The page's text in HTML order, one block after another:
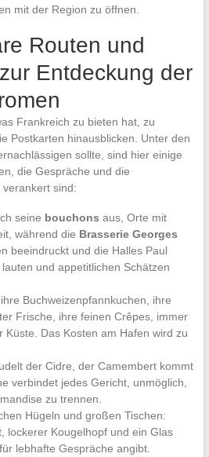
mit der Region zu öffnen.
Routen und
Entdeckung der
Frankreich zu bieten hat, zu
Postkarten hinausblicken. Unter den
sollte, sind hier einige
die Gespräche und die
sind:
seine bouchons aus, Orte mit
während die Brasserie Georges
beeindruckt und die Halles Paul
und appetitlichen Schätzen
Buchweizenpfannkuchen, ihre
Frische, ihre feinen Crêpes, immer
Küste. Das Kosten am Hafen wird zu
der Cidre, der Camembert kommt
verbindet jedes Gericht, unmöglich,
zu trennen.
Hügeln und großen Tischen:
lockerer Kougelhopf und ein Glas
lebhafte Gespräche angibt.